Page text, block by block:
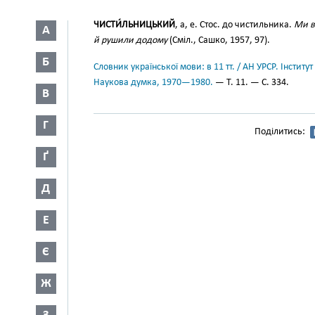
А
Б
В
Г
Ґ
Д
Е
Є
Ж
ЧИСТИ́ЛЬНИЦЬКИЙ, а, е. Стос. до чистильника. Ми
й рушили додому(Сміл., Сашко, 1957, 97).
Словник української мови: в 11 тт. / АН УРСР.
Наукова думка, 1970—1980. — Т. 11. — С. 334.
Поділитись: